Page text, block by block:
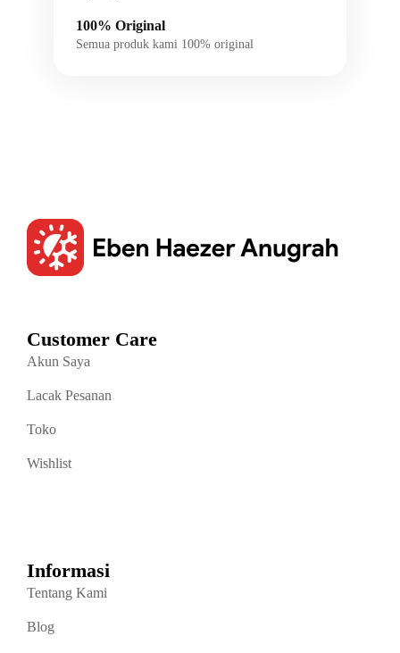
100% Original
Semua produk kami 100% original
Customer Care
Akun Saya
Lacak Pesanan
Toko
Wishlist
Informasi
Tentang Kami
Blog